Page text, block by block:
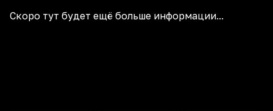
Скоро тут будет ещё больше информации...